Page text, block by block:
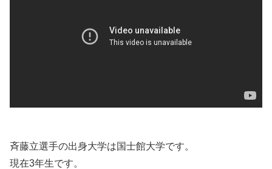
斉藤立選手の出身大学は国士館大学です。
現在3年生です。